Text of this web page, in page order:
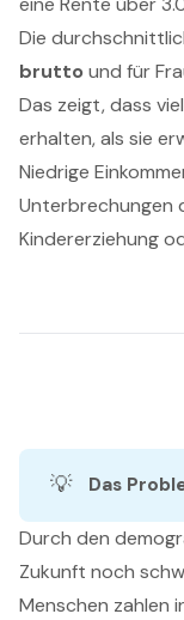
Die
brutto und für
Das zeigt, dass
erhalten, als sie
Niedrige
Unterbrechungen
Kindererziehung
💡 Das
Durch den
Zukunft noch
Menschen zahlen